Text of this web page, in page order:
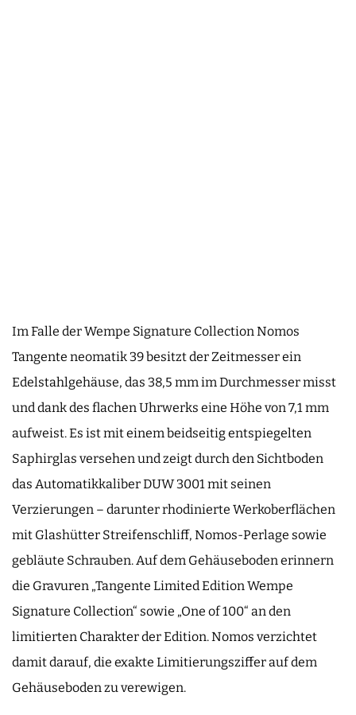
Im Falle der Wempe Signature Collection Nomos
Tangente neomatik 39 besitzt der Zeitmesser ein
Edelstahlgehäuse, das 38,5 mm im Durchmesser misst
und dank des flachen Uhrwerks eine Höhe von 7,1 mm
aufweist. Es ist mit einem beidseitig entspiegelten
Saphirglas versehen und zeigt durch den Sichtboden
das Automatikkaliber DUW 3001 mit seinen
Verzierungen – darunter rhodinierte Werkoberflächen
mit Glashütter Streifenschliff, Nomos-Perlage sowie
gebläute Schrauben. Auf dem Gehäuseboden erinnern
die Gravuren „Tangente Limited Edition Wempe
Signature Collection“ sowie „One of 100“ an den
limitierten Charakter der Edition. Nomos verzichtet
damit darauf, die exakte Limitierungsziffer auf dem
Gehäuseboden zu verewigen.